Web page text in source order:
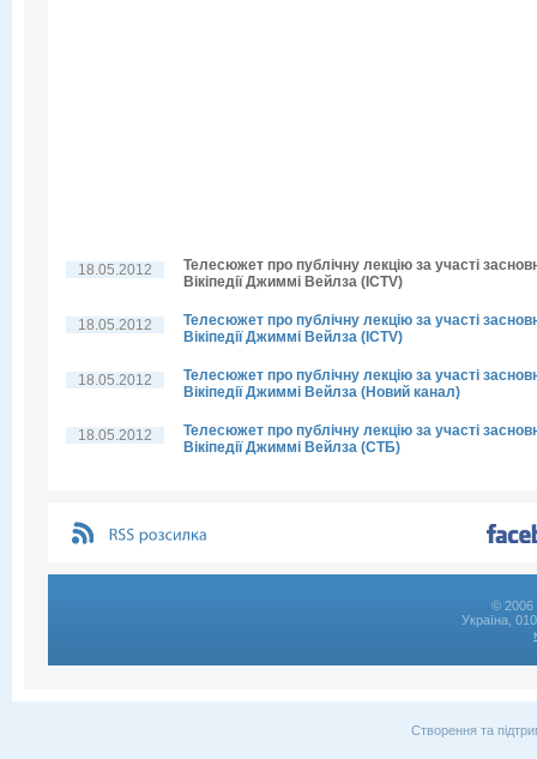
18.05.2012
Телесюжет про публічну лекцію за участі
Вікіпедії Джиммі Вейлза (ICTV)
18.05.2012
Телесюжет про публічну лекцію за участі
Вікіпедії Джиммі Вейлза (ICTV)
18.05.2012
Телесюжет про публічну лекцію за участі
Вікіпедії Джиммі Вейлза (Новий канал)
18.05.2012
Телесюжет про публічну лекцію за участі
Вікіпедії Джиммі Вейлза (СТБ)
© 2006
Україна,
Створення та